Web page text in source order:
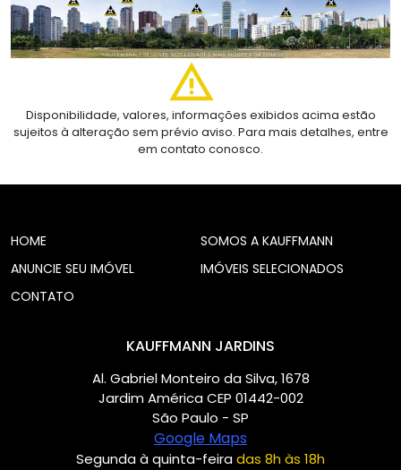
Disponibilidade, valores, informações exibidos acima estão
sujeitos à alteração sem prévio aviso. Para mais detalhes, entre
em contato conosco.
HOME
SOMOS A KAUFFMANN
ANUNCIE SEU IMÓVEL
IMÓVEIS SELECIONADOS
CONTATO
KAUFFMANN JARDINS
Al. Gabriel Monteiro da Silva, 1678
Jardim América CEP 01442-002
São Paulo - SP
Google Maps
Segunda à quinta-feiradas 8h às 18h